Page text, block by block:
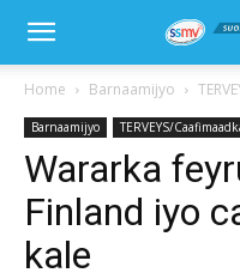
Home Barnaamijyo
Barnaamijyo TERVEYS/
Wararka
Finland iyo
kale